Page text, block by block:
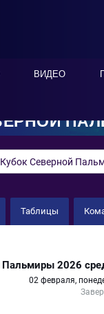
ВИДЕО
Кубок Северной
Таблицы
Пальмиры 2026
02 февраля,